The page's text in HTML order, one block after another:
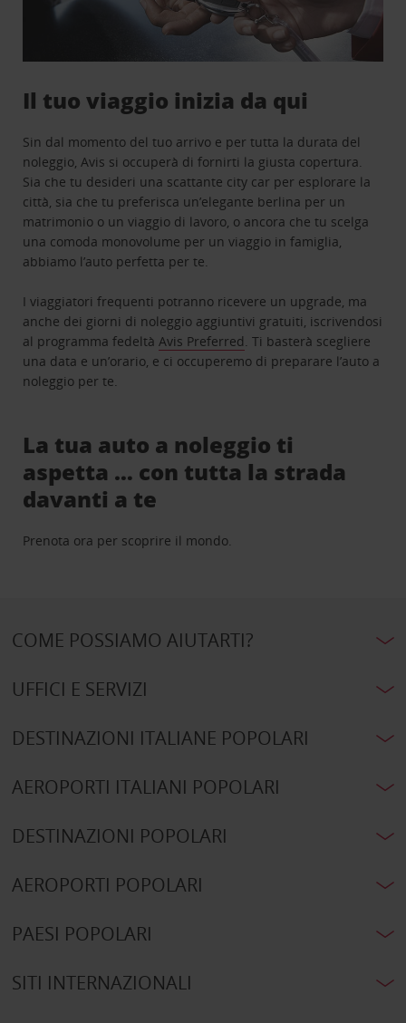
Il tuo viaggio inizia da qui
Sin dal momento del tuo arrivo e per tutta la durata del
noleggio, Avis si occuperà di fornirti la giusta copertura.
Sia che tu desideri una scattante city car per esplorare la
città, sia che tu preferisca un’elegante berlina per un
matrimonio o un viaggio di lavoro, o ancora che tu scelga
una comoda monovolume per un viaggio in famiglia,
abbiamo l’auto perfetta per te.
I viaggiatori frequenti potranno ricevere un upgrade, ma
anche dei giorni di noleggio aggiuntivi gratuiti, iscrivendosi
al programma fedeltàAvis Preferred. Ti basterà scegliere
una data e un’orario, e ci occuperemo di preparare l’auto a
noleggio per te.
La tua auto a noleggio ti
aspetta … con tutta la strada
davanti a te
Prenota ora per scoprire il mondo.
COME POSSIAMO AIUTARTI?
UFFICI E SERVIZI
DESTINAZIONI ITALIANE POPOLARI
AEROPORTI ITALIANI POPOLARI
DESTINAZIONI POPOLARI
AEROPORTI POPOLARI
PAESI POPOLARI
SITI INTERNAZIONALI